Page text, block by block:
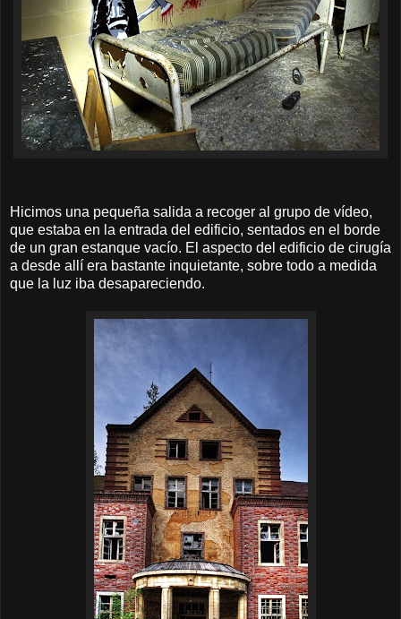
Hicimos una pequeña salida a recoger al grupo de vídeo,
que estaba en la entrada del edificio, sentados en el borde
de un gran estanque vacío. El aspecto del edificio de cirugía
a desde allí era bastante inquietante, sobre todo a medida
que la luz iba desapareciendo.